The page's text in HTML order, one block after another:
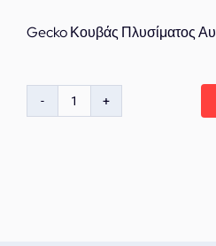
Gecko Κουβάς Πλυσίματος
Gecko